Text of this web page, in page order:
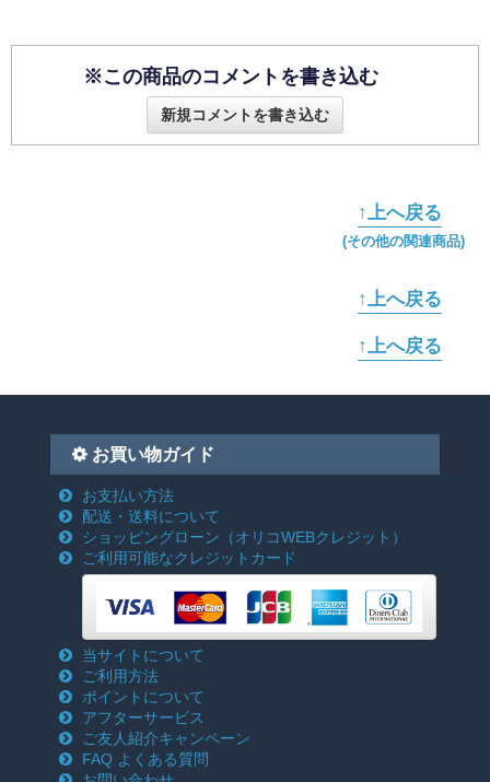
※この商品のコメントを書き込む
新規コメントを書き込む
↑上へ戻る
(その他の関連商品)
↑上へ戻る
↑上へ戻る
お買い物ガイド
お支払い方法
配送・送料について
ショッピングローン （オリコWEBクレジット）
ご利用可能なクレジットカード
当サイトについて
ご利用方法
ポイントについて
アフターサービス
ご友人紹介キャンペーン
FAQ よくある質問